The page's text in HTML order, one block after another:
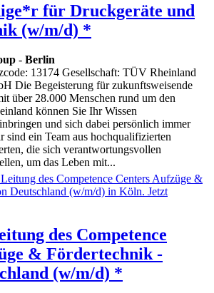
für Druckgeräte und
(w/m/d) *
- Berlin
13174 Gesellschaft: TÜV Rheinland
Die Begeisterung für zukunftsweisende
über 28.000 Menschen rund um den
können Sie Ihr Wissen
und sich dabei persönlich immer
sind ein Team aus hochqualifizierten
die sich verantwortungsvollen
um das Leben mit...
des Competence
& Fördertechnik -
(w/m/d) *